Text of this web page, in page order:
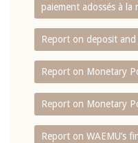
paiement adossés à la
Report on deposit
Report on Monetary
Report on Monetary
Report on WAEMU’s